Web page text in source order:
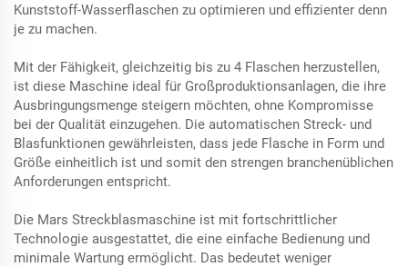
Kunststoff-Wasserflaschen zu optimieren und effizienter denn
je zu machen.
Mit der Fähigkeit, gleichzeitig bis zu 4 Flaschen herzustellen,
ist diese Maschine ideal für Großproduktionsanlagen, die ihre
Ausbringungsmenge steigern möchten, ohne Kompromisse
bei der Qualität einzugehen. Die automatischen Streck- und
Blasfunktionen gewährleisten, dass jede Flasche in Form und
Größe einheitlich ist und somit den strengen branchenüblichen
Anforderungen entspricht.
Die Mars Streckblasmaschine ist mit fortschrittlicher
Technologie ausgestattet, die eine einfache Bedienung und
minimale Wartung ermöglicht. Das bedeutet weniger